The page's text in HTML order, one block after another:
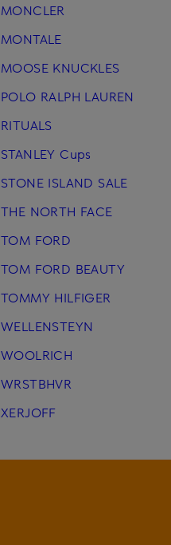
MONCLER
MONTALE
MOOSE KNUCKLES
POLO RALPH LAUREN
RITUALS
STANLEY Cups
STONE ISLAND SALE
THE NORTH FACE
TOM FORD
TOM FORD BEAUTY
TOMMY HILFIGER
WELLENSTEYN
WOOLRICH
WRSTBHVR
XERJOFF